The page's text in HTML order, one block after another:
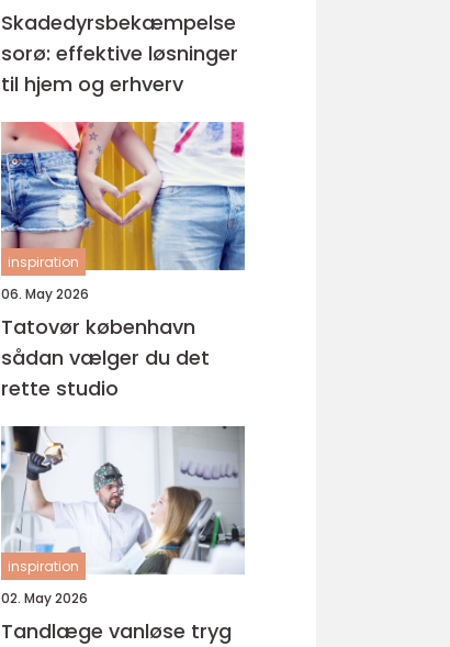
Skadedyrsbekæmpelse
sorø: effektive løsninger
til hjem og erhverv
inspiration
06. May 2026
Tatovør københavn
sådan vælger du det
rette studio
inspiration
02. May 2026
Tandlæge vanløse tryg